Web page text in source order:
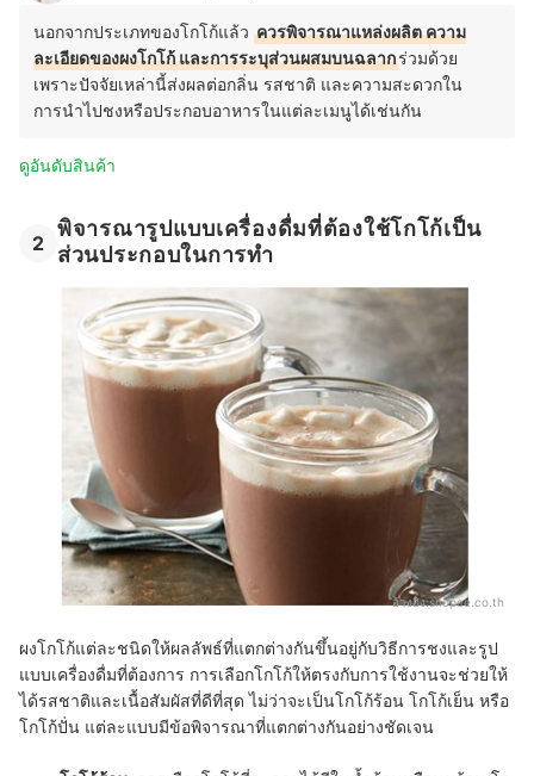
นอกจากประเภทของโกโก้แล้ว ควรพิจารณาแหล่งผลิต ความ
ละเอียดของผงโกโก้ และการระบุส่วนผสมบนฉลากร่วมด้วย
เพราะปัจจัยเหล่านี้ส่งผลต่อกลิ่น รสชาติ และความสะดวกใน
การนำไปชงหรือประกอบอาหารในแต่ละเมนูได้เช่นกัน
ดูอันดับสินค้า
2
พิจารณารูปแบบเครื่องดื่มที่ต้องใช้โกโก้เป็น
ส่วนประกอบในการทำ
อ้างอิง:shopee.co.th
ผงโกโก้แต่ละชนิดให้ผลลัพธ์ที่แตกต่างกันขึ้นอยู่กับวิธีการชงและรูป
แบบเครื่องดื่มที่ต้องการ การเลือกโกโก้ให้ตรงกับการใช้งานจะช่วยให้
ได้รสชาติและเนื้อสัมผัสที่ดีที่สุด ไม่ว่าจะเป็นโกโก้ร้อน โกโก้เย็น หรือ
โกโก้ปั่น แต่ละแบบมีข้อพิจารณาที่แตกต่างกันอย่างชัดเจน